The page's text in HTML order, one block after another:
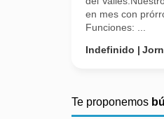
en mes con
Funciones: ...
Indefinido
Te proponemos